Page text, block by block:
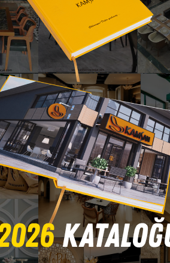
Ürün Bilgisi Katalog